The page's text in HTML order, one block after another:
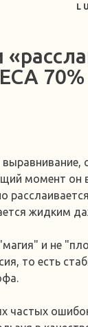
момент он
жидким
и не
то есть
частых